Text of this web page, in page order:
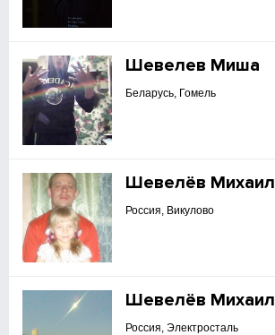
Шевелев Миша
Беларусь, Гомель
Шевелёв Михаил
Россия, Викулово
Шевелёв Михаил
Россия, Электросталь